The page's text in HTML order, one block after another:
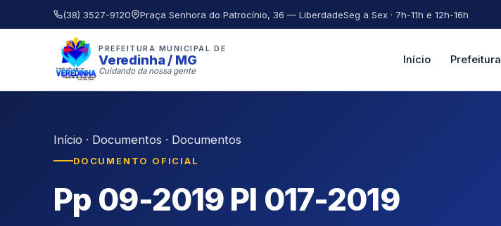
(38) 3527-9120 Praça Senhora do Patrocínio, 36 — LiberdadeSeg a Sex · 7h-11h e 12h-16h
PREFEITURA MUNICIPAL DE
Veredinha / MG
Cuidando da nossa gente
Início Prefeitura
Início · Documentos · Documentos
DOCUMENTO OFICIAL
Pp 09-2019 Pl 017-2019